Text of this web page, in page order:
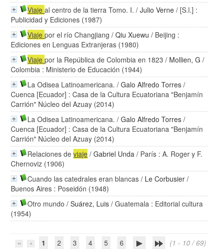
Viajeal centro de la tierra Tomo. I. /Julio Verne / [S.l.] :
Publicidad y Ediciones (1987)
Viajepor el río Changjiang /Qiu Xuewu / Beijing :
Ediciones en Lenguas Extranjeras (1980)
Viajepor la República de Colombia en 1823 / Mollien, G /
Colombia : Ministerio de Educación (1944)
La Odisea Latinoamericana. /Galo Alfredo Torres /
Cuenca [Ecuador] : Casa de la Cultura Ecuatoriana "Benjamín
Carrión" Núcleo del Azuay (2014)
La Odisea Latinoamericana. /Galo Alfredo Torres /
Cuenca [Ecuador] : Casa de la Cultura Ecuatoriana "Benjamín
Carrión" Núcleo del Azuay (2014)
Relaciones deviaje /Gabriel Unda / París : A. Roger y F.
Chernoviz (1906)
Cuando las catedrales eran blancas / Le Corbusier /
Buenos Aires : Poseidón (1948)
Otro mundo /Suárez, Luis / Guatemala : Editorial cultura
(1954)
1 2 3 4 5 6 (1 - 10 / 69)